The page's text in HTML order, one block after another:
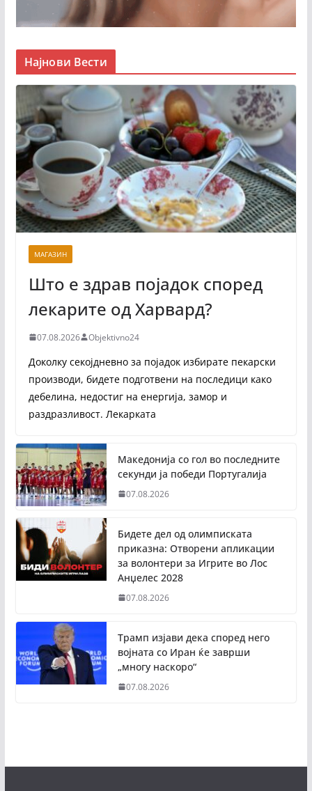
Најнови Вести
МАГАЗИН
Што е здрав појадок според
лекарите од Харвард?
07.08.2026 Objektivno24
Доколку секојдневно за појадок избирате пекарски
производи, бидете подготвени на последици како
дебелина, недостиг на енергија, замор и
раздразливост. Лекарката
Македонија со гол во последните
секунди ја победи Португалија
07.08.2026
Бидете дел од олимписката
приказна: Отворени апликации
за волонтери за Игрите во Лос
Анџелес 2028
07.08.2026
Трамп изјави дека според него
војната со Иран ќе заврши
„многу наскоро“
07.08.2026